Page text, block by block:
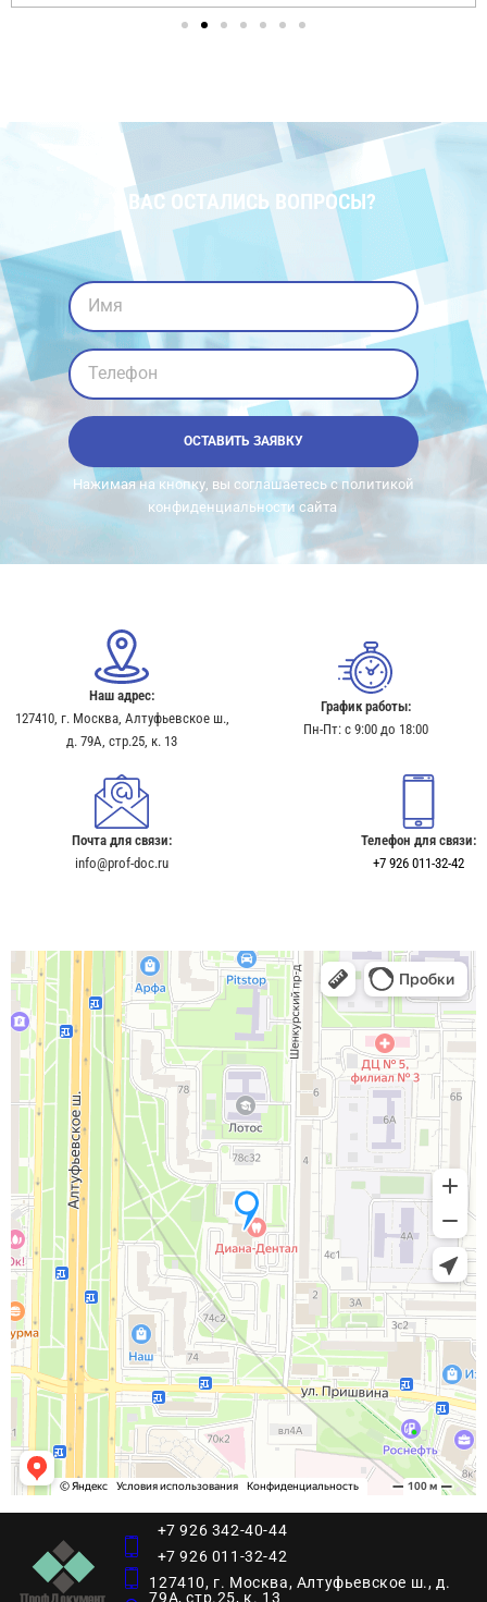
У ВАС ОСТАЛИСЬ ВОПРОСЫ?
Имя
Телефон
ОСТАВИТЬ ЗАЯВКУ
Нажимая на кнопку, вы соглашаетесь с политикой
конфиденциальности сайта
Наш адрес:
127410, г. Москва, Алтуфьевское ш.,
д. 79А, стр.25, к. 13​
График работы:
Пн-Пт: с 9:00 до 18:00
Почта для связи:
info@prof-doc.ru
Телефон для связи:
+7 926 011-32-42
+7 926 342-40-44
+7 926 011-32-42
127410, г. Москва, Алтуфьевское ш., д.
79А, стр.25, к. 13​